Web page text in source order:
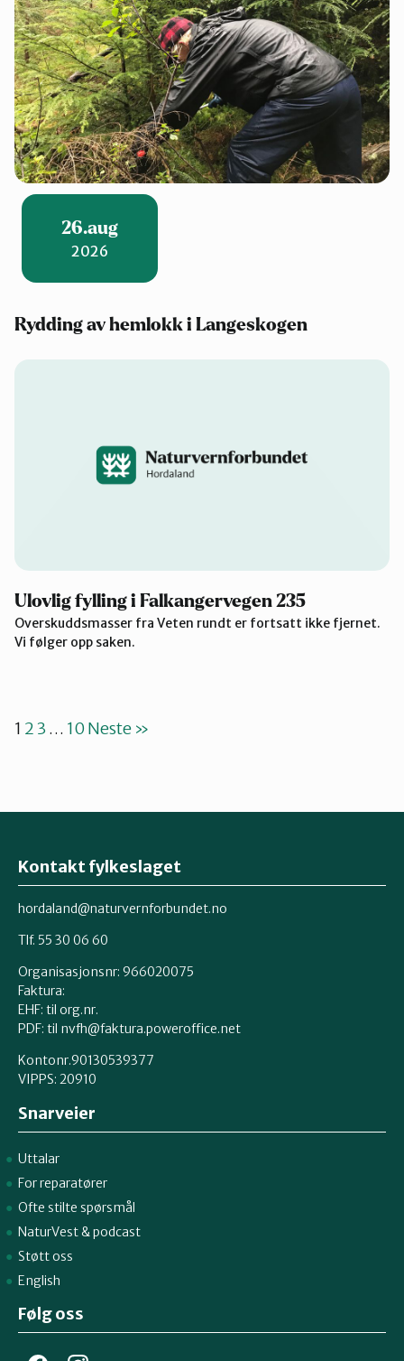
26.aug
2026
Rydding av hemlokk i Langeskogen
Ulovlig fylling i Falkangervegen 235
Overskuddsmasser fra Veten rundt er fortsatt ikke fjernet.
Vi følger opp saken.
1 23 … 10Neste »
Kontakt fylkeslaget
hordaland@naturvernforbundet.no
Tlf. 55 30 06 60
Organisasjonsnr: 966020075
Faktura:
EHF: til org.nr.
PDF: til nvfh@faktura.poweroffice.net
Kontonr.90130539377
VIPPS: 20910
Snarveier
Uttalar
For reparatører
Ofte stilte spørsmål
NaturVest& podcast
Støtt oss
English
Følg oss